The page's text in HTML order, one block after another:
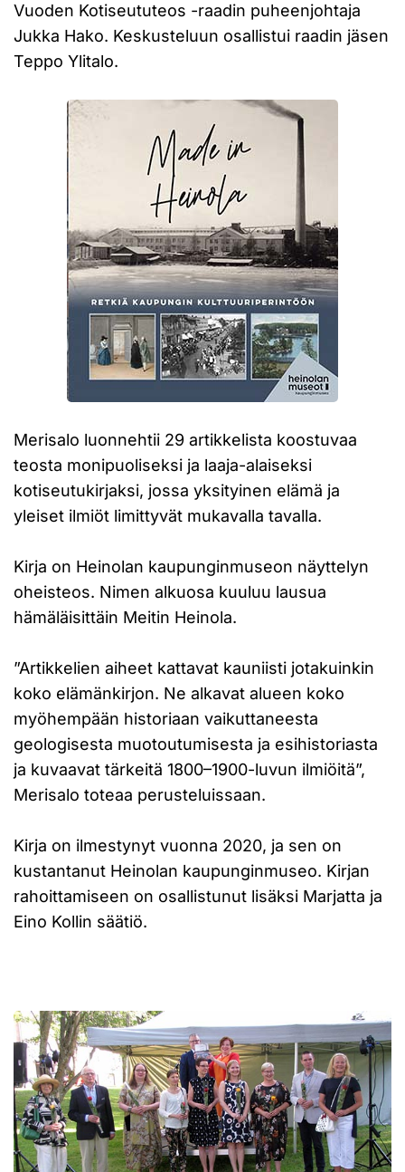
Vuoden Kotiseututeos -raadin puheenjohtaja
Jukka Hako. Keskusteluun osallistui raadin jäsen
Teppo Ylitalo.
Merisalo luonnehtii 29 artikkelista koostuvaa
teosta monipuoliseksi ja laaja-alaiseksi
kotiseutukirjaksi, jossa yksityinen elämä ja
yleiset ilmiöt limittyvät mukavalla tavalla.
Kirja on Heinolan kaupunginmuseon näyttelyn
oheisteos. Nimen alkuosa kuuluu lausua
hämäläisittäin Meitin Heinola.
”Artikkelien aiheet kattavat kauniisti jotakuinkin
koko elämänkirjon. Ne alkavat alueen koko
myöhempään historiaan vaikuttaneesta
geologisesta muotoutumisesta ja esihistoriasta
ja kuvaavat tärkeitä 1800–1900-luvun ilmiöitä”,
Merisalo toteaa perusteluissaan.
Kirja on ilmestynyt vuonna 2020, ja sen on
kustantanut Heinolan kaupunginmuseo. Kirjan
rahoittamiseen on osallistunut lisäksi Marjatta ja
Eino Kollin säätiö.